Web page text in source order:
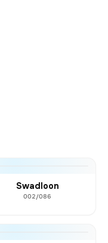
Swadloon
002/086